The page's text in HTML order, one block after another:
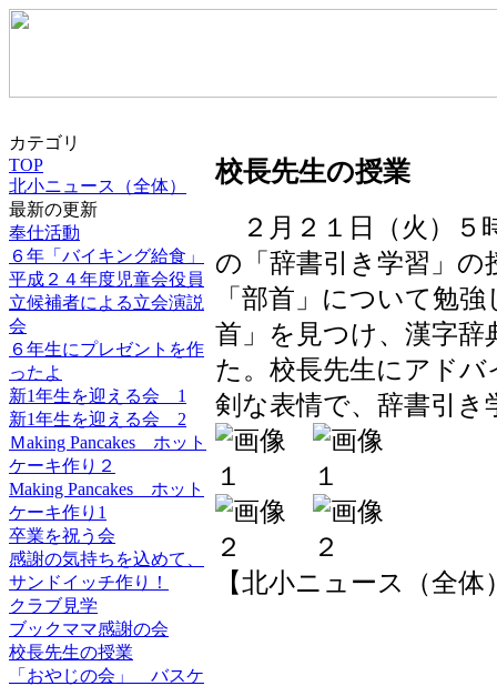
カテゴリ
TOP
北小ニュース（全体）
最新の更新
奉仕活動
６年「バイキング給食」
平成２４年度児童会役員
立候補者による立会演説
会
６年生にプレゼントを作
ったよ
新1年生を迎える会 1
新1年生を迎える会 2
Ｍaking Pancakes ホット
ケーキ作り２
Making Pancakes ホット
ケーキ作り1
卒業を祝う会
感謝の気持ちを込めて、
サンドイッチ作り！
クラブ見学
ブックママ感謝の会
校長先生の授業
「おやじの会」 バスケ
校長先生の授業
２月２１日（火）５
の「辞書引き学習」
「部首」について勉
首」を見つけ、漢字
た。校長先生にアド
剣な表情で、辞書引
【北小ニュース（全体